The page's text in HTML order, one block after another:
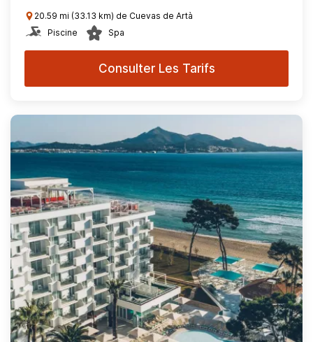
20.59 mi (33.13 km) de Cuevas de Artà
Piscine
Spa
Consulter Les Tarifs